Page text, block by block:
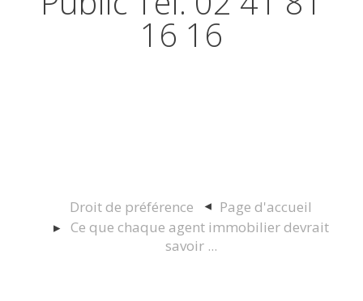
16 16
Droit de préférence
Page d'accueil
Ce que chaque agent immobilier devrait
savoir ...